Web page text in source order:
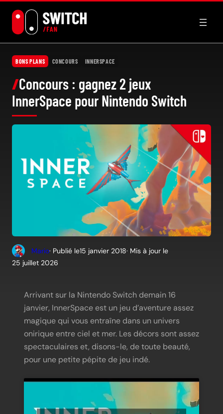
contenu
BONS PLANS CONCOURS INNERSPACE
Concours : gagnez 2 jeux
InnerSpace pour Nintendo Switch
Mario· Publié le15 janvier 2018· Mis à jour le
25 juillet 2026
Arrivant sur la Nintendo Switch demain 16
janvier, InnerSpace est un jeu d’aventure assez
magique qui vous entraîne dans un univers
onirique entre ciel et mer. Les décors sont assez
spectaculaires et, disons-le, de toute beauté,
pour une petite pépite de jeu indé.